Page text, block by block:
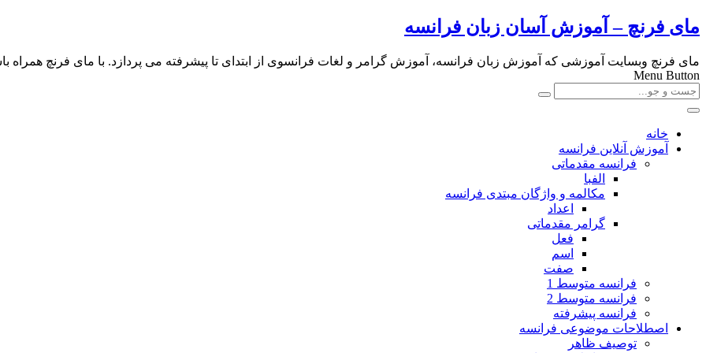
مای فرنچ – آموزش آسان زبان فرانسه
مای فرنچ وبسایت آموزشی که آموزش زبان فرانسه، آموزش گرامر و لغات فرانسوی از ابتدای تا پیشرفته می پردازد. با مای فرنچ همراه
Menu Button
خانه
آموزش آنلاین فرانسه
فرانسه مقدماتی
الفبا
مکالمه و واژگان مبتدی فرانسه
اعداد
گرامر مقدماتی
فعل
اسم
صفت
فرانسه متوسط 1
فرانسه متوسط 2
فرانسه پیشرفته
اصطلاحات موضوعی فرانسه
توصیف ظاهر